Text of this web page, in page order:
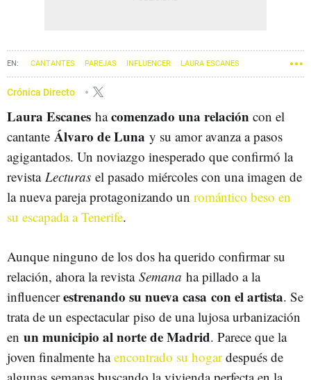
CANTANTES PAREJAS INFLUENCER LAURA ESCANES
Crónica Directo
Laura Escanes hacomenzado una relación con el
cantante Álvaro de Luna y su amor avanza a pasos
agigantados. Un noviazgo inesperado que confirmó la
revista Lecturas el pasado miércoles con una imagen de
la nueva pareja protagonizando un romántico beso en
su escapada a Tenerife.
Aunque ninguno de los dos ha querido confirmar su
relación, ahora la revista Semana ha pillado a la
influencerestrenando su nueva casa con el artista. Se
trata de un espectacular piso de una lujosa urbanización
en un municipio al norte de Madrid. Parece que la
joven finalmente haencontrado su hogardespués de